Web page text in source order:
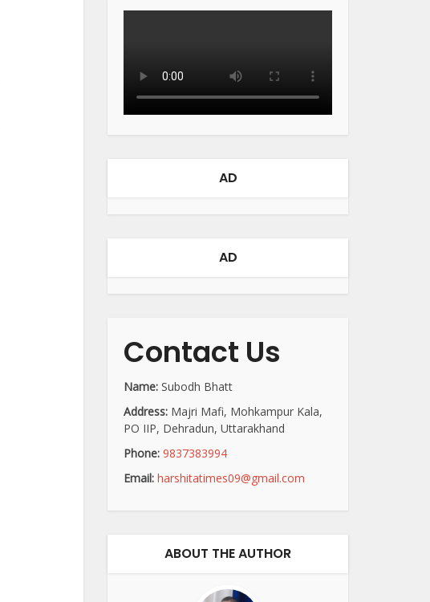
AD
AD
Contact Us
Name: Subodh Bhatt
Address: Majri Mafi, Mohkampur Kala,
PO IIP, Dehradun, Uttarakhand
Phone: 9837383994
Email: harshitatimes09@gmail.com
ABOUT THE AUTHOR